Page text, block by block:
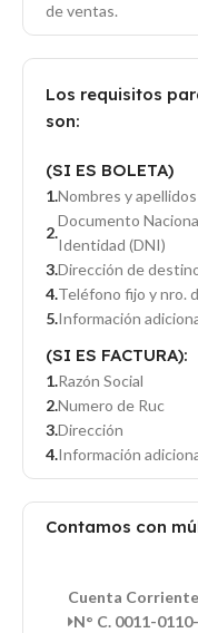
de ventas.
Los requisitos
son:
(SI ES BOLETA)
Nombres y
Documento
Identidad (DNI)
Dirección de
Teléfono fijo y nro.
Información
(SI ES FACTURA):
Razón Social
Numero de Ruc
Dirección
Información
Contamos con
Cuenta
N° C. 0011-